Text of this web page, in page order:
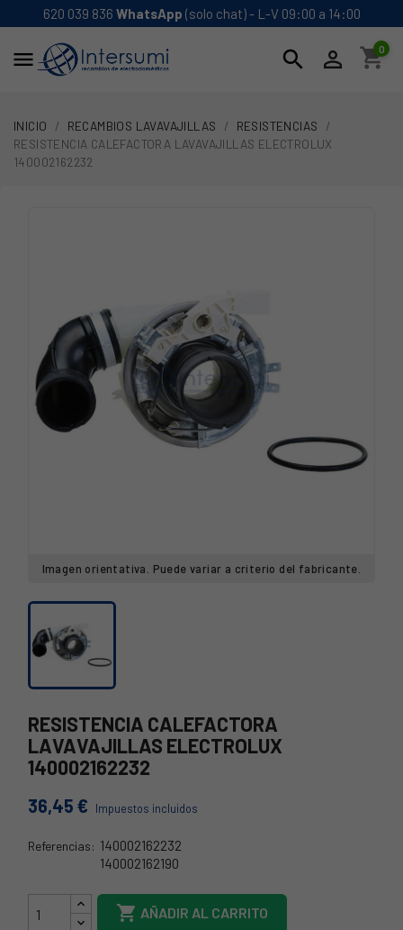
620 039 836 WhatsApp (solo chat) - L-V 09:00 a 14:00
 search  shopping_cart
0
INICIO RECAMBIOS LAVAVAJILLAS
RESISTENCIAS
RESISTENCIA CALEFACTORA LAVAVAJILLAS ELECTROLUX
140002162232
Imagen orientativa. Puede variar a criterio del fabricante.
RESISTENCIA CALEFACTORA
LAVAVAJILLAS ELECTROLUX
140002162232
36,45 € Impuestos incluidos
Referencias: 140002162232
140002162190
140002162174
 AÑADIR AL CARRITO